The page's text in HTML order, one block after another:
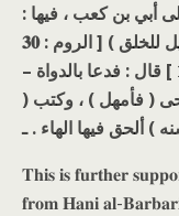
أبي بن كعب ، فيها :
( لم يتسن ) [ البقرة : 𝟐𝟓𝟗 ] وفيها ( لا تبديل للخلق ) [ الروم : 𝟑𝟎
] ، وفيها ( فمهل الكافرين ) [ الطارق : 𝟏𝟕 ] قال : فدعا بالدواة –
( فأمهل ) ، وكتب (
) ألحق فيها الهاء . ـ
𝐓𝐡𝐢𝐬 𝐢𝐬 𝐟𝐮𝐫𝐭𝐡𝐞𝐫
𝐟𝐫𝐨𝐦 𝐇𝐚𝐧𝐢 𝐚𝐥-